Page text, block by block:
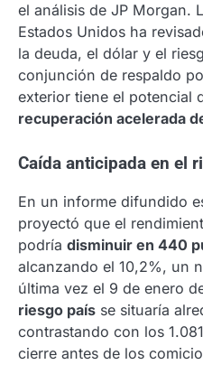
el análisis de JP Morgan.
Estados Unidos ha
la deuda, el dólar y el
conjunción de respaldo
exterior tiene el potencial
recuperación acelerada
Caída anticipada en el
En un informe difundido
proyectó que el
podría disminuir en 440
alcanzando el 10,2%, un
última vez el 9 de enero
riesgo país se situaría
contrastando con los
cierre antes de los